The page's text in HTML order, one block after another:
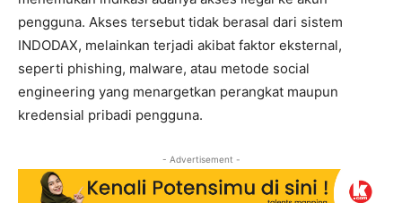
pengguna. Akses tersebut tidak berasal dari sistem
INDODAX, melainkan terjadi akibat faktor eksternal,
seperti phishing, malware, atau metode social
engineering yang menargetkan perangkat maupun
kredensial pribadi pengguna.
- Advertisement -